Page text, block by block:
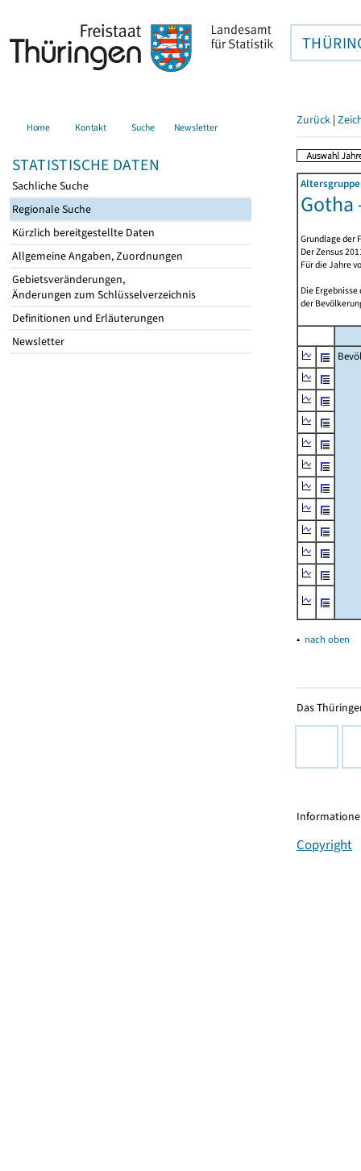
Home Kontakt Suche Newsletter
STATISTISCHE DATEN
Sachliche Suche
Regionale Suche
Kürzlich bereitgestellte Daten
Allgemeine Angaben, Zuordnungen
Gebietsveränderungen,
Änderungen zum Schlüsselverzeichnis
Definitionen und Erläuterungen
Newsletter
Zurück |
Gotha
Grundlage der
Der Zensus
Für die Jahre
Die
der
▴ nach oben
Das
Copyright